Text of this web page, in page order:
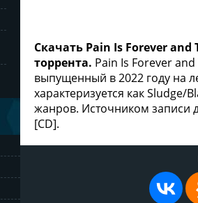
Скачать Pain Is Forever
торрента. Pain Is Forever
выпущенный в 2022 году на
характеризуется как Sludge/
жанров. Источником записи
[CD].